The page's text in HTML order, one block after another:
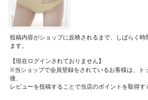
投稿内容がショップに反映されるまで、しばらく
ます。
【現在ログインされておりません】
※当ショップで会員登録をされているお客様は、ト
後、
レビューを投稿することで当店のポイントを取得す